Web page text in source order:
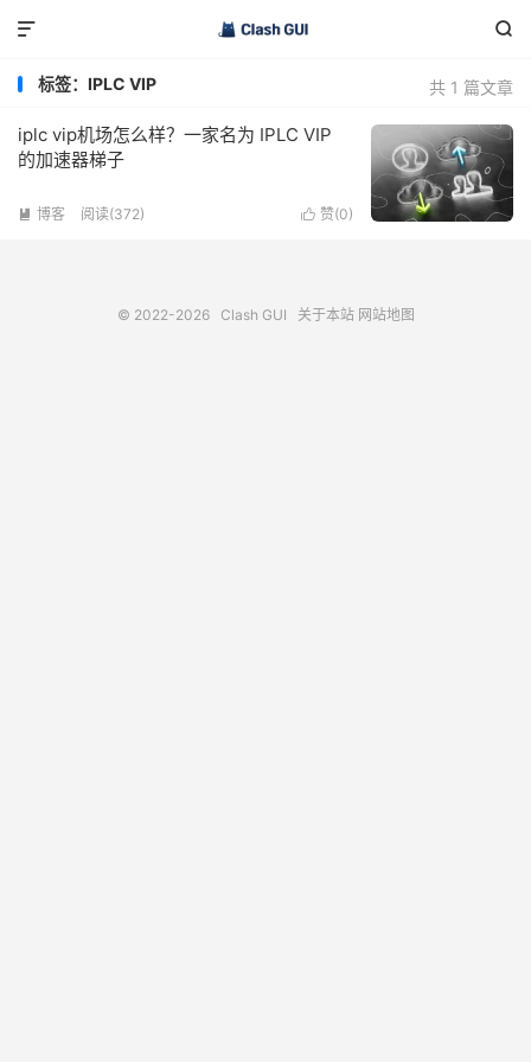


共 1 篇文章
标签：IPLC VIP
iplc vip机场怎么样？一家名为 IPLC VIP
的加速器梯子
 赞(0)
 博客 阅读(372)
© 2022-2026 Clash GUI 关于本站 网站地图